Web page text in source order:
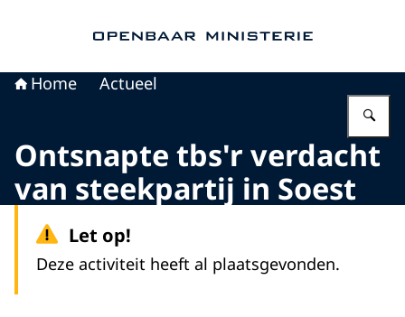
Home Actueel
Ontsnapte tbs'r verdacht
van steekpartij in Soest
Let op!
Deze activiteit heeft al plaatsgevonden.